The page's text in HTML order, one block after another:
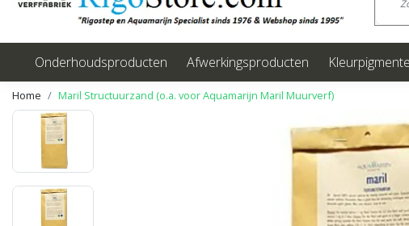
Onderhoudsproducten Afwerkingsproducten
Home Maril Structuurzand (o.a. voor Aquamarijn Maril Muurverf)